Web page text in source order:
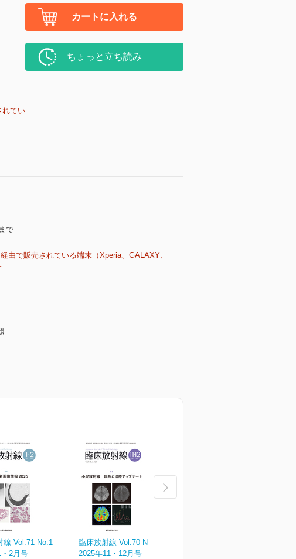
れてい
カートに入れる
ちょっと立ち読み
で
由で販売されている端末（Xperia、GALAXY、
線 Vol.71 No.1
2月号
臨床放射線 Vol.70 No.6
2025年11・12月号